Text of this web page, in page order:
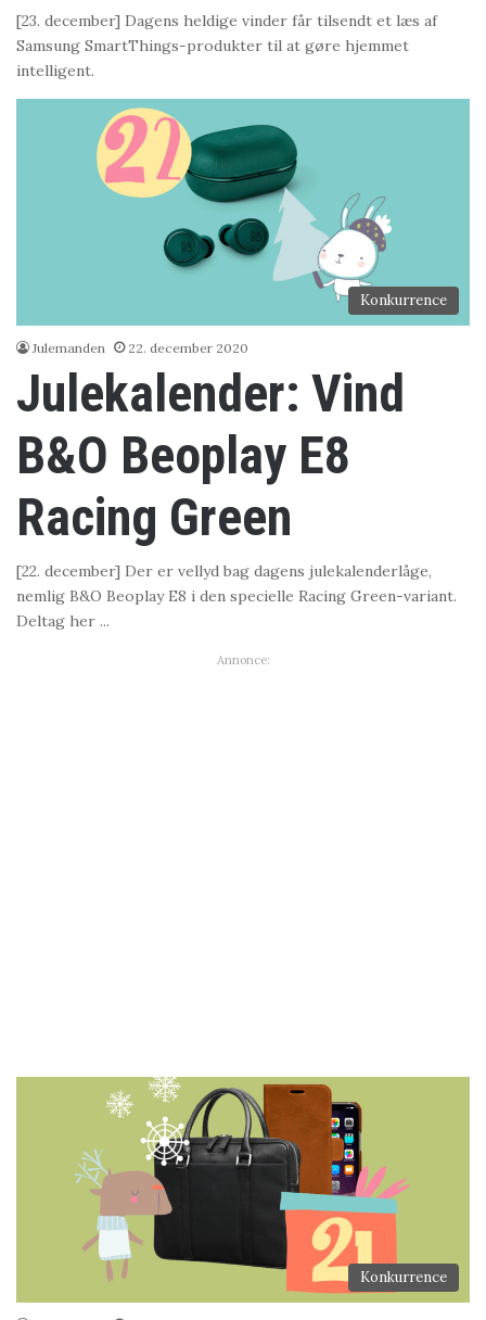
[23. december] Dagens heldige vinder får tilsendt et læs af
Samsung SmartThings-produkter til at gøre hjemmet
intelligent.
Konkurrence
Julemanden 22. december 2020
Julekalender: Vind
B&O Beoplay E8
Racing Green
[22. december] Der er vellyd bag dagens julekalenderlåge,
nemlig B&O Beoplay E8 i den specielle Racing Green-variant.
Deltag her ...
Annonce:
Konkurrence